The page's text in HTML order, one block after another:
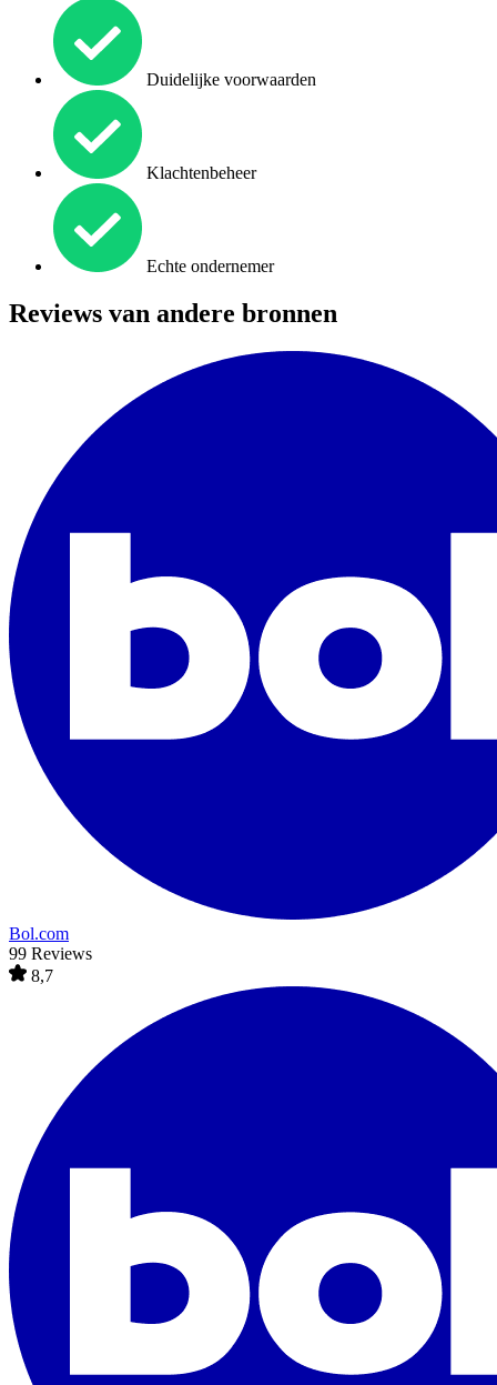
Duidelijke voorwaarden
Klachtenbeheer
Echte ondernemer
Reviews van andere bronnen
Bol.com
99 Reviews
8,7